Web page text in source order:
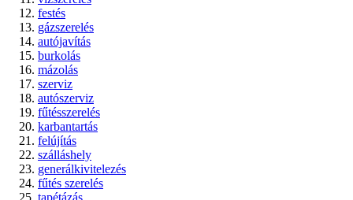
festés
gázszerelés
autójavítás
burkolás
mázolás
szerviz
autószerviz
fűtésszerelés
karbantartás
felújítás
szálláshely
generálkivitelezés
fűtés szerelés
tapétázás